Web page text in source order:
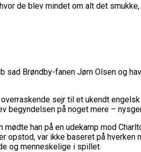
de blev mindet om alt det
sad Brøndby-fanen Jørn Olsen og
sejr til et ukendt
begyndelsen på noget mere –
han på en udekamp mod
opstod, var ikke baseret på
og menneskelige i spillet.